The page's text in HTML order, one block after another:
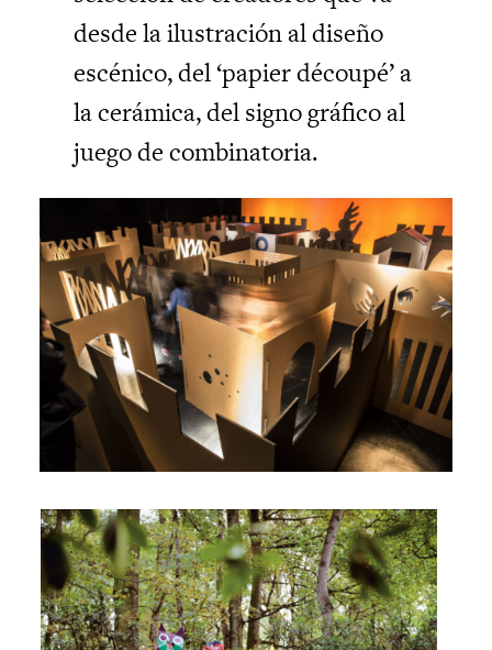
desde la ilustración al diseño
escénico, del ‘papier découpé’ a
la cerámica, del signo gráfico al
juego de combinatoria.